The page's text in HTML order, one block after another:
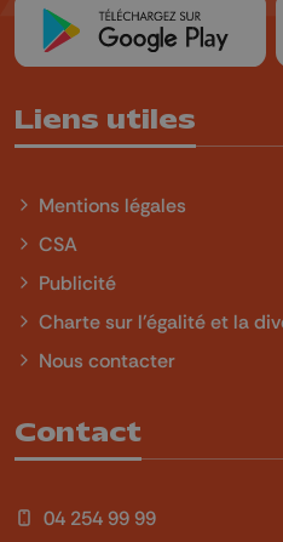
Liens utiles
Mentions légales
CSA
Publicité
Charte sur l'égalité et la
Nous contacter
Contact
04 254 99 99